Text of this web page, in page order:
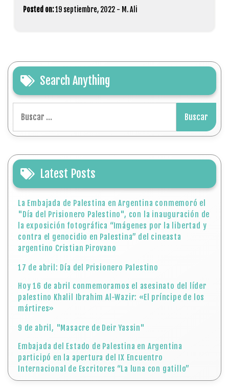
Posted on:19 septiembre, 2022 - M. Ali
Search Anything
Latest Posts
La Embajada de Palestina en Argentina conmemoró el
"Día del Prisionero Palestino", con la inauguración de
la exposición fotográfica “Imágenes por la libertad y
contra el genocidio en Palestina” del cineasta
argentino Cristian Pirovano
17 de abril: Día del Prisionero Palestino
Hoy 16 de abril conmemoramos el asesinato del líder
palestino Khalil Ibrahim Al-Wazir: «El príncipe de los
mártires»
9 de abril, "Masacre de Deir Yassin"
Embajada del Estado de Palestina en Argentina
participó en la apertura del IX Encuentro
Internacional de Escritores “La luna con gatillo”